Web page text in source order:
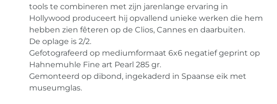
tools te combineren met zijn jarenlange ervaring in
Hollywood produceert hij opvallend unieke werken die hem
hebben zien fêteren op de Clios, Cannes en daarbuiten.
De oplage is 2/2.
Gefotografeerd op mediumformaat 6x6 negatief geprint op
Hahnemuhle Fine art Pearl 285 gr.
Gemonteerd op dibond, ingekaderd in Spaanse eik met
museumglas.